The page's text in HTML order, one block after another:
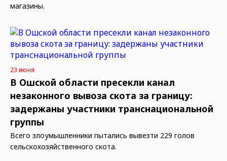
магазины.
23 июня
В Ошской области пресекли канал
незаконного вывоза скота за границу:
задержаны участники транснациональной
группы
Всего злоумышленники пытались вывезти 229 голов
сельскохозяйственного скота.